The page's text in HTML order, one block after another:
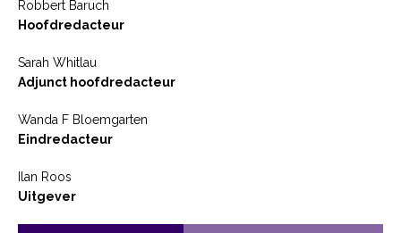
Robbert Baruch
Hoofdredacteur
Sarah Whitlau
Adjunct hoofdredacteur
Wanda F Bloemgarten
Eindredacteur
Ilan Roos
Uitgever